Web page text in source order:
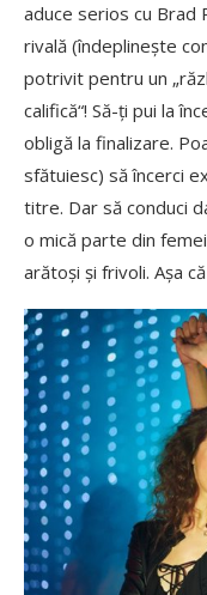
aduce serios cu Brad
rivală (îndeplinește
potrivit pentru un
califică“! Să-ți pui la
obligă la finalizare.
sfătuiesc) să încerci
titre. Dar să conduci
o mică parte din
arătoși și frivoli. Așa că